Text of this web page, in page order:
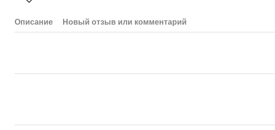
Описание Новый отзыв или комментарий